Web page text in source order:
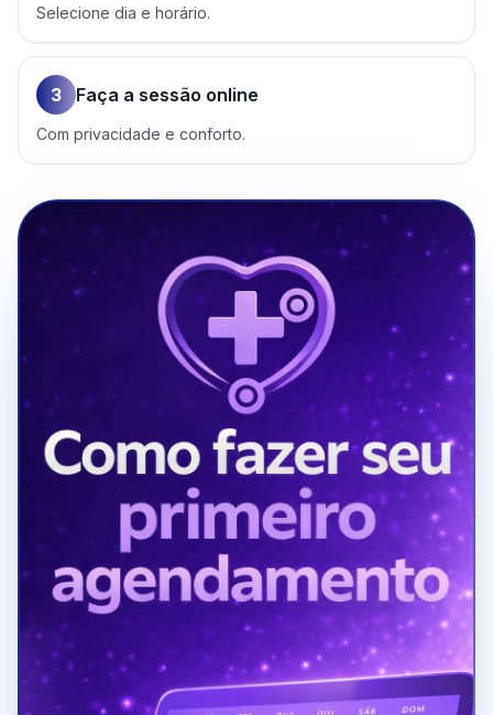
Selecione dia e horário.
3 Faça a sessão online
Com privacidade e conforto.